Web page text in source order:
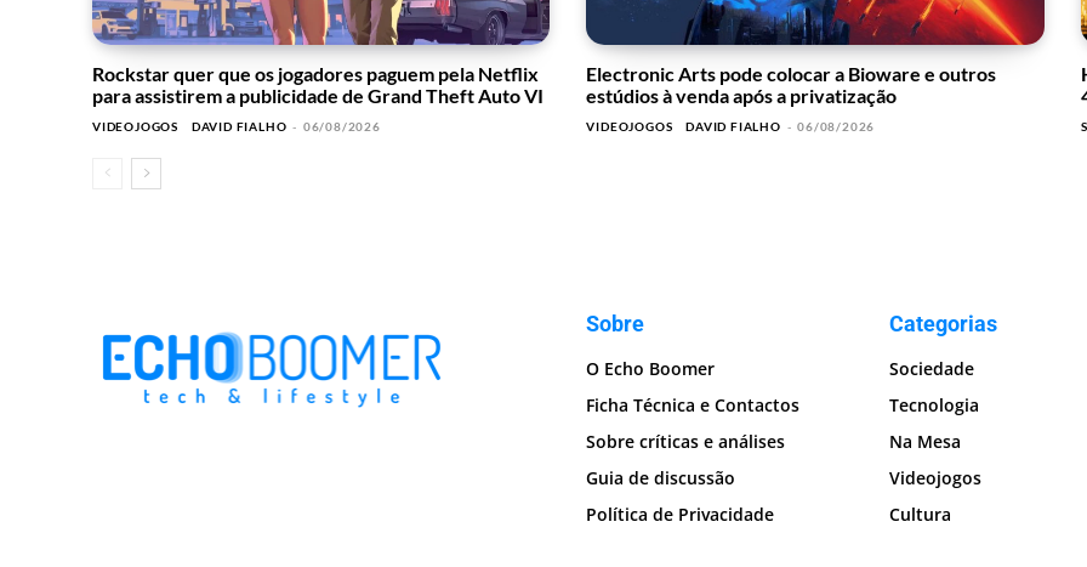
Rockstar quer que os jogadores paguem pela Netflix
para assistirem a publicidade de Grand Theft Auto VI
VIDEOJOGOS DAVID FIALHO - 06/08/2026
Electronic Arts pode colocar a Bioware e outros
estúdios à venda após a privatização
VIDEOJOGOS DAVID FIALHO - 06/08/2026
Sobre
O Echo Boomer
Ficha Técnica e Contactos
Sobre críticas e análises
Guia de discussão
Política de Privacidade
Categorias
Sociedade
Tecnologia
Na Mesa
Videojogos
Cultura